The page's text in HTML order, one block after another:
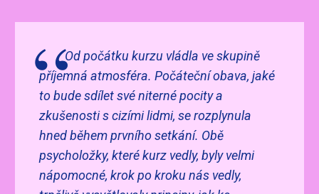
Od počátku kurzu vládla ve skupině
příjemná atmosféra. Počáteční obava, jaké
to bude sdílet své niterné pocity a
zkušenosti s cizími lidmi, se rozplynula
hned během prvního setkání. Obě
psycholožky, které kurz vedly, byly velmi
nápomocné, krok po kroku nás vedly,